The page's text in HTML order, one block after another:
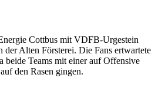
Cottbus mit VDFB-Urgestein
der Alten Försterei. Die Fans ertwartete
beide Teams mit einer auf Offensive
den Rasen gingen.